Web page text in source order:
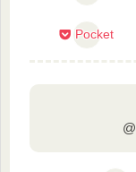
Pocket